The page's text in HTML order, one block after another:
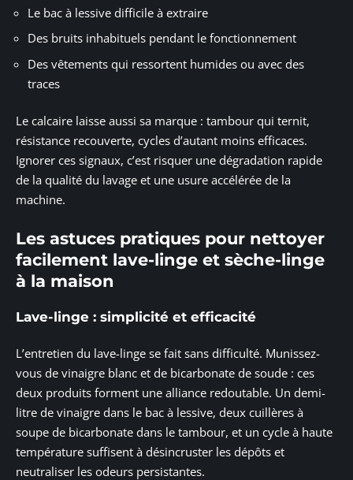
Le bac à lessive difficile à extraire
Des bruits inhabituels pendant le fonctionnement
Des vêtements qui ressortent humides ou avec des
traces
Le calcaire laisse aussi sa marque : tambour qui ternit,
résistance recouverte, cycles d’autant moins efficaces.
Ignorer ces signaux, c’est risquer une dégradation rapide
de la qualité du lavage et une usure accélérée de la
machine.
Les astuces pratiques pour nettoyer
facilement lave-linge et sèche-linge
à la maison
Lave-linge : simplicité et efficacité
L’entretien du lave-linge se fait sans difficulté. Munissez-
vous de vinaigre blanc et de bicarbonate de soude : ces
deux produits forment une alliance redoutable. Un demi-
litre de vinaigre dans le bac à lessive, deux cuillères à
soupe de bicarbonate dans le tambour, et un cycle à haute
température suffisent à désincruster les dépôts et
neutraliser les odeurs persistantes.